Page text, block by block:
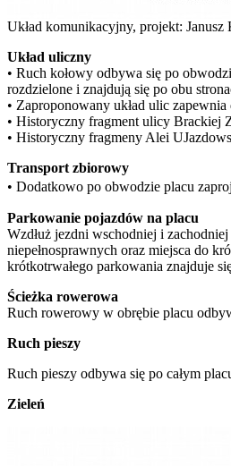
Układ komunikacyjny, projekt:
Układ uliczny
• Ruch kołowy odbywa się po
rozdzielone i znajdują się po obu
• Zaproponowany układ ulic
• Historyczny fragment ulicy Brackiej
• Historyczny fragmeny Alei
Transport zbiorowy
• Dodatkowo po obwodzie placu
Parkowanie pojazdów na placu
Wzdłuż jezdni wschodniej i
niepełnosprawnych oraz miejsca do
krótkotrwałego parkowania znajduje
Ścieżka rowerowa
Ruch rowerowy w obrębie placu
Ruch pieszy
Ruch pieszy odbywa się po całym
Zieleń